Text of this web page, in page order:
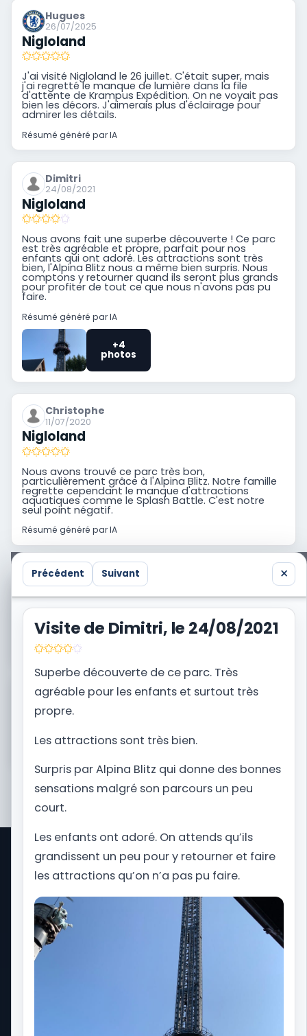
Hugues
26/07/2025
Nigloland
J'ai visité Nigloland le 26 juillet. C'était super, mais
j'ai regretté le manque de lumière dans la file
d'attente de Krampus Expédition. On ne voyait pas
bien les décors. J'aimerais plus d'éclairage pour
admirer les détails.
Résumé généré par IA
Dimitri
24/08/2021
Nigloland
Nous avons fait une superbe découverte ! Ce parc
est très agréable et propre, parfait pour nos
enfants qui ont adoré. Les attractions sont très
bien, l'Alpina Blitz nous a même bien surpris. Nous
comptons y retourner quand ils seront plus grands
pour profiter de tout ce que nous n'avons pas pu
faire.
Résumé généré par IA
+4
photos
Christophe
11/07/2020
Nigloland
Nous avons trouvé ce parc très bon,
particulièrement grâce à l'Alpina Blitz. Notre famille
regrette cependant le manque d'attractions
aquatiques comme le Splash Battle. C'est notre
seul point négatif.
Résumé généré par IA
Précédent Suivant ×
Visite de Dimitri, le 24/08/2021
Superbe découverte de ce parc. Très
agréable pour les enfants et surtout très
propre.
Les attractions sont très bien.
Surpris par Alpina Blitz qui donne des bonnes
sensations malgré son parcours un peu
court.
Les enfants ont adoré. On attends qu’ils
grandissent un peu pour y retourner et faire
les attractions qu’on n’a pas pu faire.
propre trip report avec la communauté.
Besoin du contexte complet avant de réserver ?
Ouvrez la fiche destination de Nigloland.
Je prépare mon voyage
Park Trips est un site d'informations sur les
voyages dans les parcs d'attractions dans le
monde. D'Orlando pour visiter Universal Studios
Florida et Disney World au Royaume-Uni pour
Alton Towers, nous vous proposons toute
l'actualité et vous accompagnons dans les
préparations de votre séjour.